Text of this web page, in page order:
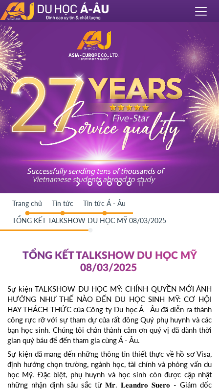
Trang chủ Tin tức Tin tức Á - Âu
TỔNG KẾT TALKSHOW DU HỌC MỸ 08/03/2025
TỔNG KẾT TALKSHOW DU HỌC MỸ
08/03/2025
Sự kiện TALKSHOW DU HỌC MỸ: CHÍNH QUYỀN MỚI ẢNH
HƯỞNG NHƯ THẾ NÀO ĐẾN DU HỌC SINH MỸ: CƠ HỘI
HAY THÁCH THỨC của Công ty Du học Á - Âu đã diễn ra thành
công rực rỡ với sự tham dự của rất đông Quý phụ huynh và các
bạn học sinh. Chúng tôi chân thành cảm ơn quý vị đã dành thời
gian quý báu để đến tham gia cùng Á - Âu.
Sự kiện đã mang đến những thông tin thiết thực về hồ sơ Visa,
định hướng chọn trường, ngành học, tài chính và phỏng vấn du
học Mỹ. Đặc biệt, phụ huynh và học sinh còn được cập nhật
những nhận định sâu sắc từ 𝐌𝐫. 𝐋𝐞𝐚𝐧𝐝𝐫𝐨 𝐒𝐮𝐞𝐫𝐨 - Giám đốc